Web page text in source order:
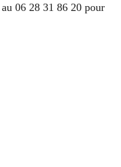
06 28 31 86 20 pour